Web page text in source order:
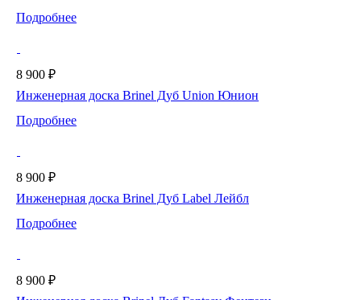
Подробнее
8 900 ₽
Инженерная доска Brinel Дуб Union Юнион
Подробнее
8 900 ₽
Инженерная доска Brinel Дуб Label Лейбл
Подробнее
8 900 ₽